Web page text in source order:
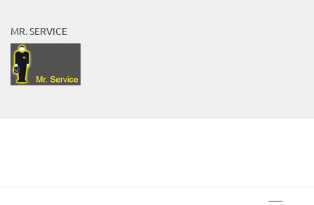
MR. SERVICE